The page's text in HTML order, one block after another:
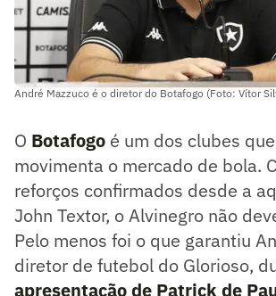
André Mazzuco é o diretor do Botafogo (Foto: Vítor
O Botafogo é um dos clubes
movimenta o mercado de bola.
reforços confirmados desde a
John Textor, o Alvinegro não
Pelo menos foi o que garantiu
diretor de futebol do Glorioso,
apresentação de Patrick de